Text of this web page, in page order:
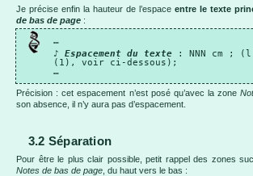
Je précise enfin la hauteur de l’espace entre le texte
de bas de page :
…
♪Espacement du texte
: NNN cm ;
(1), voir ci-dessous);
…
Précision : cet espacement n’est posé qu’avec la zone
son absence, il n’y aura pas d’espacement.
3.2 Séparation
Pour être le plus clair possible, petit rappel des zones
Notes de bas de page , du haut vers le bas :